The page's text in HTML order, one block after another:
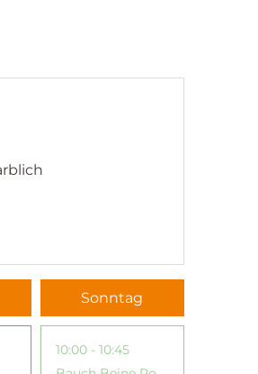
Sonntag
10:00 - 10:45